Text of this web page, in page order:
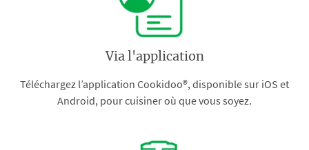
Via l'application
Téléchargez l’application Cookidoo®, disponible sur iOS et
Android, pour cuisiner où que vous soyez.